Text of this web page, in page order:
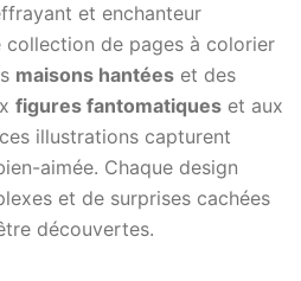
et enchanteur
collection de pages à colorier
maisons hantées et des
figures fantomatiques et aux
illustrations capturent
aimée. Chaque design
et de surprises cachées
découvertes.